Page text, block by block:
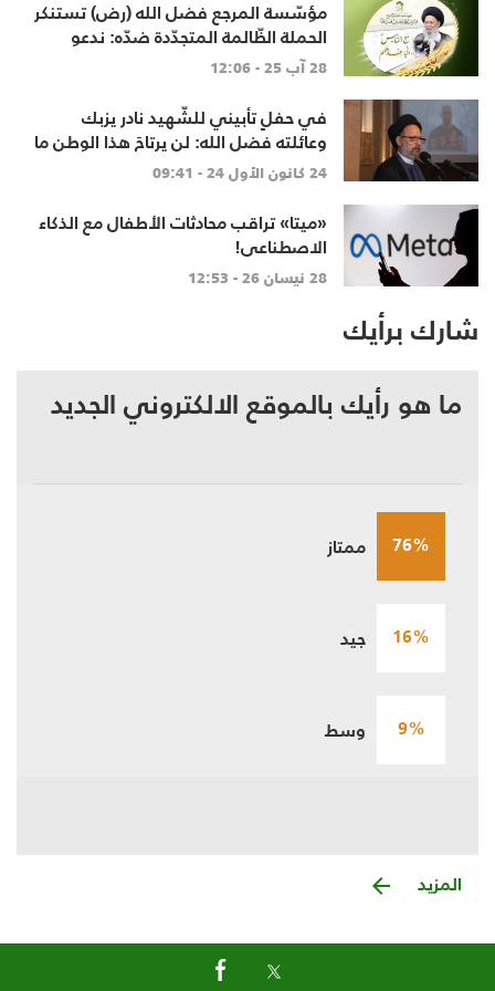
مؤسّسة المرجع فضل الله (رض) تستنكر
الحملة الظّالمة المتجدّدة ضدّه: ندعو
المحطّة التّلفزيونيّة الّتي أساءت له
لخطوات تصحيحيّة
28 آب 25 - 12:06
في حفلٍ تأبيني للشّهيد نادر يزبك
وعائلته فضل الله: لن يرتاحَ هذا الوطن ما
دامَ هذا العدّو مُتغطرسًا ومُحتلاً
24 كانون الأول 24 - 09:41
«ميتا» تراقب محادثات الأطفال مع الذكاء
الاصطناعي!
28 نيسان 26 - 12:53
شارك برأيك
ما هو رأيك بالموقع الالكتروني الجديد
76% ممتاز
16% جيد
9% وسط
المزيد